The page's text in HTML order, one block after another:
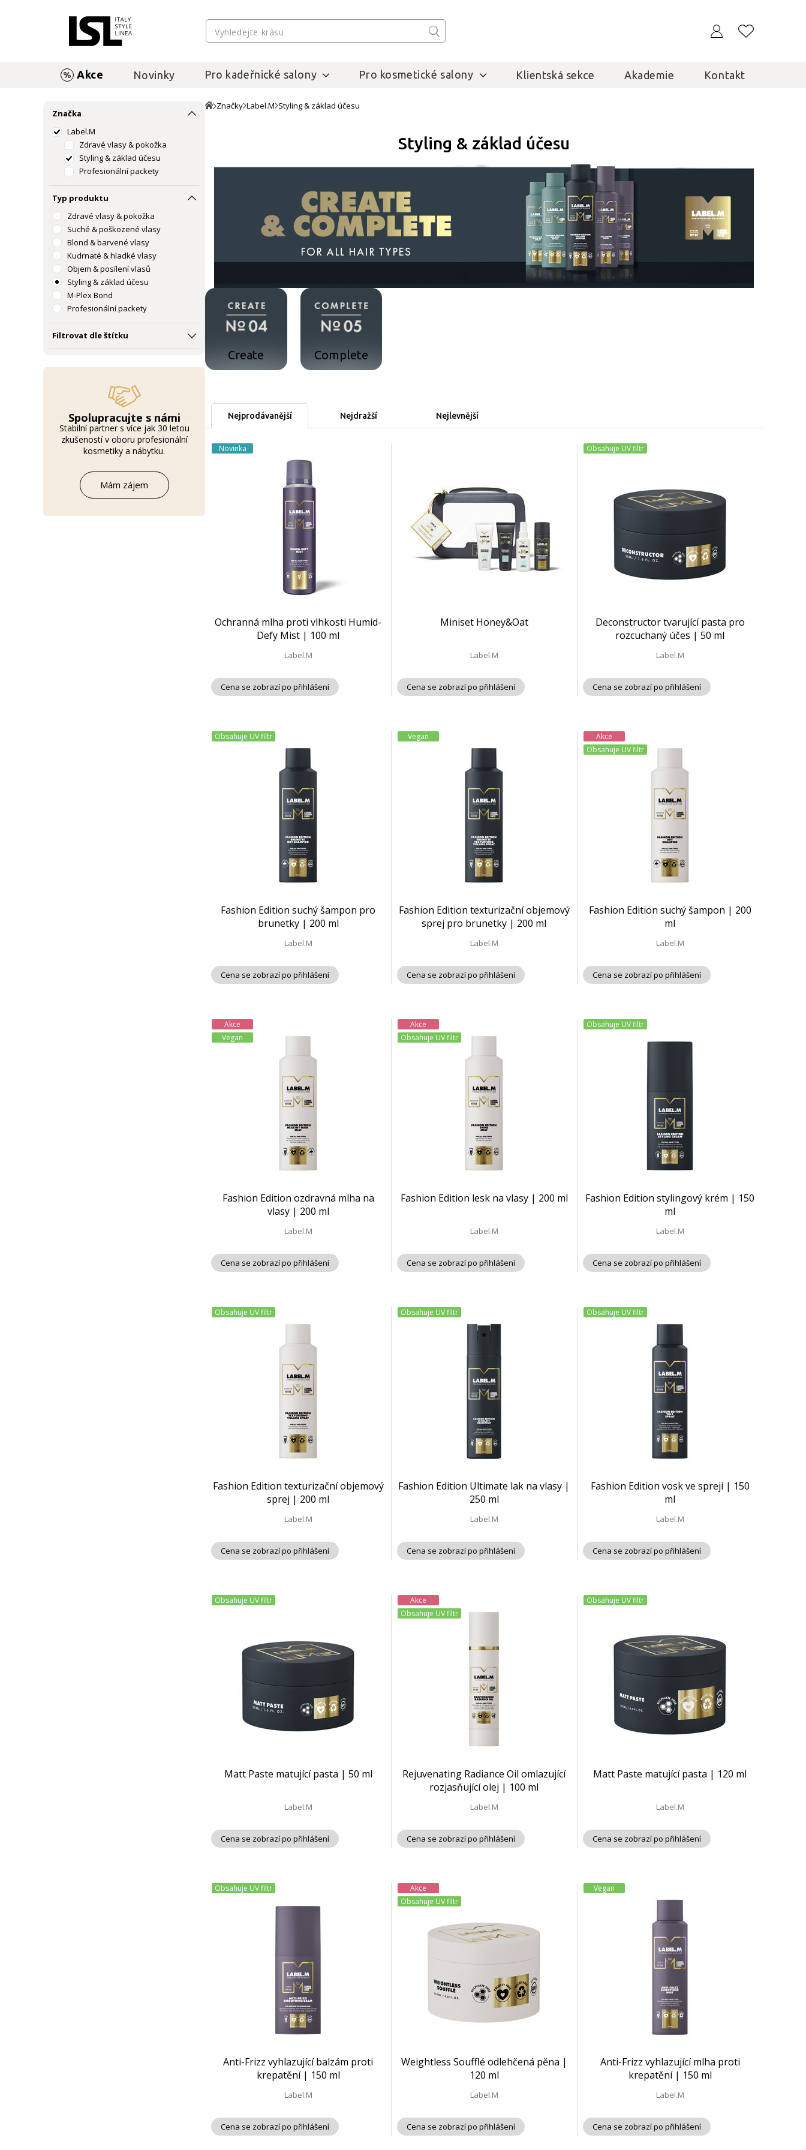
Akce Novinky Pro kadeřnické salony Pro kosmetické salony Klientská sekce Akademie Kontakt
Značka
Label.M
Zdravé vlasy & pokožka
Styling & základ účesu
Profesionální packety
Typ produktu
Zdravé vlasy & pokožka
Suché & poškozené vlasy
Blond & barvené vlasy
Kudrnaté & hladké vlasy
Objem & posílení vlasů
Styling & základ účesu
M-Plex Bond
Profesionální packety
Filtrovat dle štítku
Spolupracujte s námi
Stabilní partner s více jak 30 letou
zkušeností v oboru profesionální
kosmetiky a nábytku.
Mám zájem
Značky Label.M Styling & základ účesu
Styling & základ účesu
Create Complete
Nejprodávanější Nejdražší Nejlevnější
Novinka
Ochranná mlha proti vlhkosti Humid-
Defy Mist | 100 ml
Label.M
Cena se zobrazí po přihlášení
Miniset Honey&Oat
Label.M
Cena se zobrazí po přihlášení
Obsahuje UV filtr
Deconstructor tvarující pasta pro
rozcuchaný účes | 50 ml
Label.M
Cena se zobrazí po přihlášení
Obsahuje UV filtr
Fashion Edition suchý šampon pro
brunetky | 200 ml
Label.M
Cena se zobrazí po přihlášení
Vegan
Fashion Edition texturizační objemový
sprej pro brunetky | 200 ml
Label.M
Cena se zobrazí po přihlášení
Akce
Obsahuje UV filtr
Fashion Edition suchý šampon | 200
ml
Label.M
Cena se zobrazí po přihlášení
Akce
Vegan
Fashion Edition ozdravná mlha na
vlasy | 200 ml
Label.M
Cena se zobrazí po přihlášení
Akce
Obsahuje UV filtr
Fashion Edition lesk na vlasy | 200 ml
Label.M
Cena se zobrazí po přihlášení
Obsahuje UV filtr
Fashion Edition stylingový krém | 150
ml
Label.M
Cena se zobrazí po přihlášení
Obsahuje UV filtr
Fashion Edition texturizační objemový
sprej | 200 ml
Label.M
Cena se zobrazí po přihlášení
Obsahuje UV filtr
Fashion Edition Ultimate lak na vlasy |
250 ml
Label.M
Cena se zobrazí po přihlášení
Obsahuje UV filtr
Fashion Edition vosk ve spreji | 150
ml
Label.M
Cena se zobrazí po přihlášení
Obsahuje UV filtr
Matt Paste matující pasta | 50 ml
Label.M
Cena se zobrazí po přihlášení
Akce
Obsahuje UV filtr
Rejuvenating Radiance Oil omlazující
rozjasňující olej | 100 ml
Label.M
Cena se zobrazí po přihlášení
Obsahuje UV filtr
Matt Paste matující pasta | 120 ml
Label.M
Cena se zobrazí po přihlášení
Obsahuje UV filtr
Anti-Frizz vyhlazující balzám proti
krepatění | 150 ml
Label.M
Cena se zobrazí po přihlášení
Akce
Obsahuje UV filtr
Weightless Soufflé odlehčená pěna |
120 ml
Label.M
Cena se zobrazí po přihlášení
Vegan
Anti-Frizz vyhlazující mlha proti
krepatění | 150 ml
Label.M
Cena se zobrazí po přihlášení